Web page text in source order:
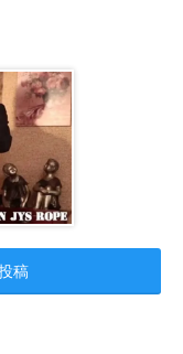
稿